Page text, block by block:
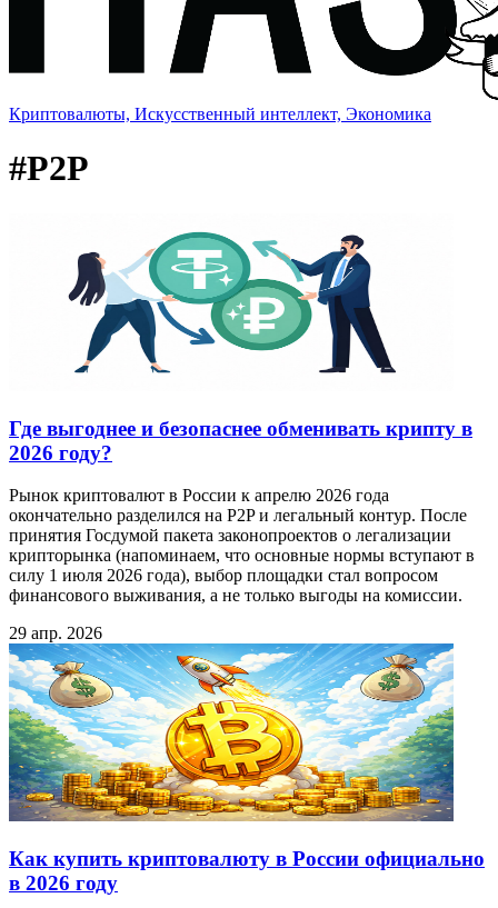
Криптовалюты, Искусственный интеллект, Экономика
#P2P
Где выгоднее и безопаснее обменивать крипту в
2026 году?
Рынок криптовалют в России к апрелю 2026 года
окончательно разделился на P2P и легальный контур. После
принятия Госдумой пакета законопроектов о легализации
крипторынка (напоминаем, что основные нормы вступают в
силу 1 июля 2026 года), выбор площадки стал вопросом
финансового выживания, а не только выгоды на комиссии.
29 апр. 2026
Как купить криптовалюту в России официально
в 2026 году